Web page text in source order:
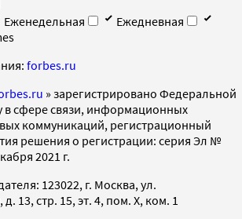
Еженедельная
Ежедневная
forbes.ru
» зарегистрировано Федеральной
в сфере связи, информационных
коммуникаций, регистрационный
решения о регистрации: серия Эл №
2021 г.
123022, г. Москва, ул.
13, стр. 15, эт. 4, пом. X, ком. 1